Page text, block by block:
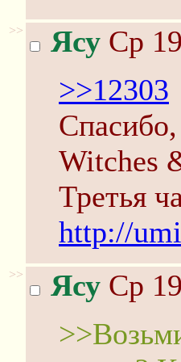
>> Ясу Ср
>>12303
Witches
Третья
http://
>> Ясу Ср